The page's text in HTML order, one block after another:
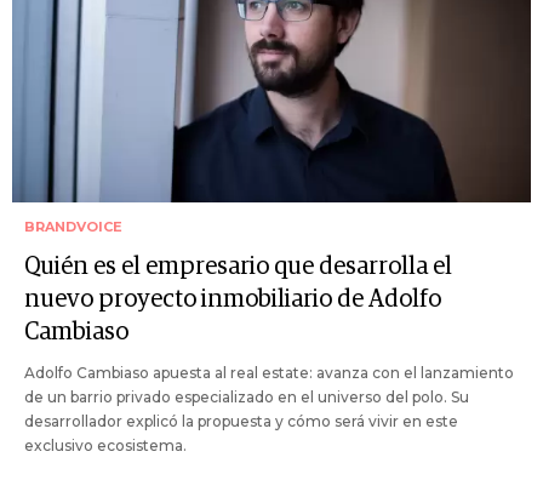
BRANDVOICE
Quién es el empresario que desarrolla el
nuevo proyecto inmobiliario de Adolfo
Cambiaso
Adolfo Cambiaso apuesta al real estate: avanza con el lanzamiento
de un barrio privado especializado en el universo del polo. Su
desarrollador explicó la propuesta y cómo será vivir en este
exclusivo ecosistema.